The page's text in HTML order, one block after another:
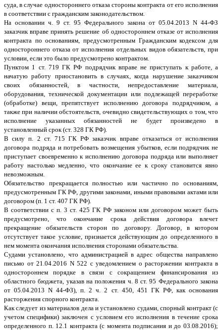
суда, в случае одностороннего отказа стороны контракта от его исполнения
в соответствии с гражданским законодательством.
На основании ч. 9 ст. 95 Федерального закона от 05.04.2013 N 44-ФЗ
заказчик вправе принять решение об одностороннем отказе от исполнения
контракта по основаниям, предусмотренным Гражданским кодексом для
одностороннего отказа от исполнения отдельных видов обязательств, при
условии, если это было предусмотрено контрактом.
Пунктом 1 ст. 719 ГК РФ подрядчик вправе не приступать к работе, а
начатую работу приостановить в случаях, когда нарушение заказчиком
своих обязанностей, в частности, непредоставление материала,
оборудования, технической документации или подлежащей переработке
(обработке) вещи, препятствует исполнению договора подрядчиком, а
также при наличии обстоятельств, очевидно свидетельствующих о том, что
исполнение указанных обязанностей не будет произведено в
установленный срок (ст. 328 ГК РФ).
В силу п. 2 ст. 715 ГК РФ заказчик вправе отказаться от исполнения
договора подряда и потребовать возмещения убытков, если подрядчик не
приступает своевременно к исполнению договора подряда или выполняет
работу настолько медленно, что окончание ее к сроку становится явно
невозможным.
Обязательство прекращается полностью или частично по основаниям,
предусмотренным ГК РФ, другими законами, иными правовыми актами или
договором (п. 1 ст. 407 ГК РФ).
В соответствии с п. 3 ст. 425 ГК РФ законом или договором может быть
предусмотрено, что окончание срока действия договора влечет
прекращение обязательств сторон по договору. Договор, в котором
отсутствует такое условие, признается действующим до определенного в
нем момента окончания исполнения сторонами обязательства.
Судами установлено, что администрацией в адрес общества направлено
письмо от 21.04.2016 N 522 с уведомлением о расторжении контракта в
одностороннем порядке в связи с сокращением финансирования из
областного бюджета, указав на положения ч. 8 ст. 95 Федерального закона
от 05.04.2013 N 44-ФЗ), п. 2 ч. 2 ст. 450, 451 ГК РФ, как основания
расторжения спорного контракта.
Как следует из материалов дела и установлено судами, спорный контракт (с
учетом специфики) заключен с условием его исполнения в течение срока
определенного п. 12.1 контракта (с момента подписания и до 03.08.2016);